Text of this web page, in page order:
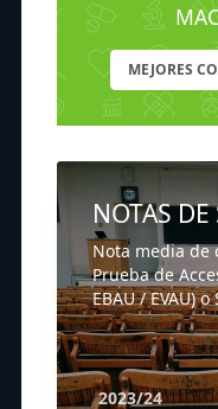
MEJORES
NOTAS
Nota media de
Prueba de
EBAU / EVAU)
2023/24